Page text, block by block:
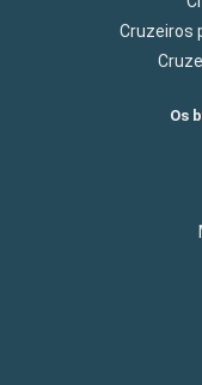
Cruzeiros
Os